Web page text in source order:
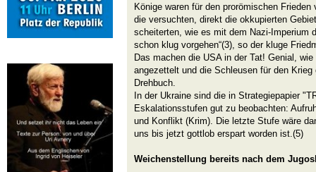
Könige waren für den prorömischen
die versuchten, direkt die okkupierten
scheiterten, wie es mit dem Nazi-Imperium
schon klug vorgehen“(3), so der kluge
Das machen die USA in der Tat! Genial,
angezettelt und die Schleusen für den
Drehbuch.
In der Ukraine sind die in Strategiepapier
Eskalationsstufen gut zu beobachten:
und Konflikt (Krim). Die letzte Stufe wäre
uns bis jetzt gottlob erspart worden ist.(5)
Weichenstellung bereits nach dem